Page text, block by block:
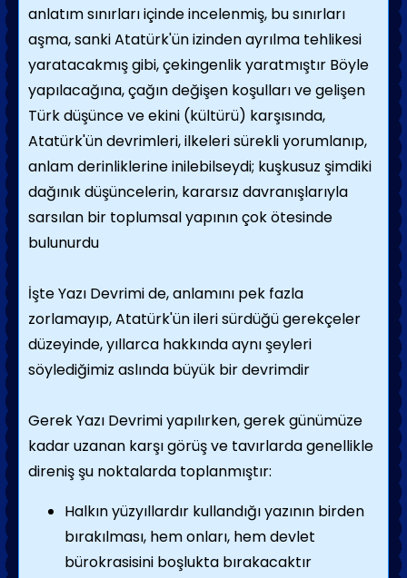
anlatım sınırları içinde incelenmiş, bu sınırları
aşma, sanki Atatürk'ün izinden ayrılma tehlikesi
yaratacakmış gibi, çekingenlik yaratmıştır Böyle
yapılacağına, çağın değişen koşulları ve gelişen
Türk düşünce ve ekini (kültürü) karşısında,
Atatürk'ün devrimleri, ilkeleri sürekli yorumlanıp,
anlam derinliklerine inilebilseydi; kuşkusuz şimdiki
dağınık düşüncelerin, kararsız davranışlarıyla
sarsılan bir toplumsal yapının çok ötesinde
bulunurdu
İşte Yazı Devrimi de, anlamını pek fazla
zorlamayıp, Atatürk'ün ileri sürdüğü gerekçeler
düzeyinde, yıllarca hakkında aynı şeyleri
söylediğimiz aslında büyük bir devrimdir
Gerek Yazı Devrimi yapılırken, gerek günümüze
kadar uzanan karşı görüş ve tavırlarda genellikle
direniş şu noktalarda toplanmıştır:
Halkın yüzyıllardır kullandığı yazının birden
bırakılması, hem onları, hem devlet
bürokrasisini boşlukta bırakacaktır